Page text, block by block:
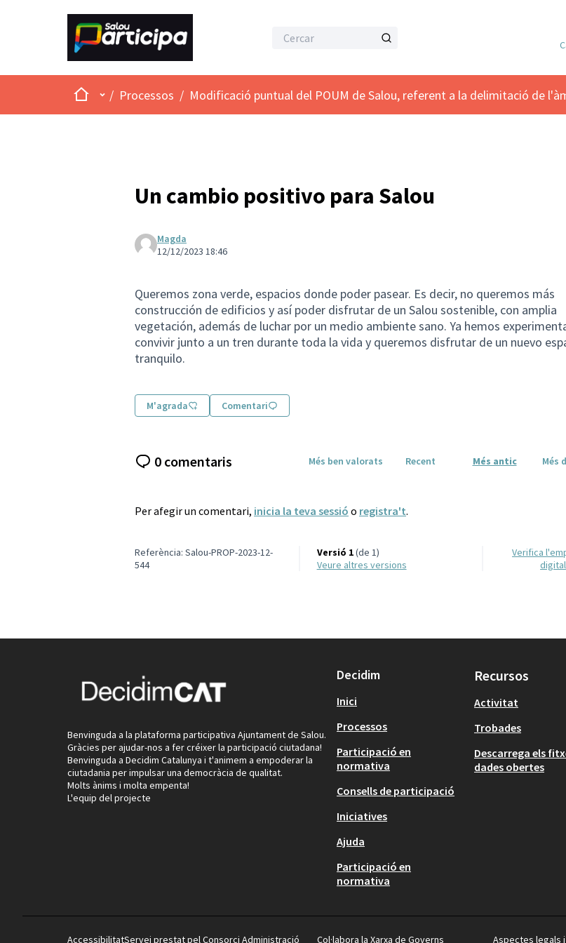
Inici Menú principal
/ Processos / Modificació puntual del POUM de Salou, referent a la delimitació de
Un cambio positivo para Salou
Magda
12/12/2023 18:46
Queremos zona verde, espacios donde poder pasear. Es decir, no queremos más
construcción de edificios y así poder disfrutar de un Salou sostenible, con amplia
vegetación, además de luchar por un medio ambiente sano. Ya hemos
convivir junto a un tren durante toda la vida y queremos disfrutar de un nuevo
tranquilo.
M'agrada Comentari
0 comentaris Més ben valorats Recent Més antic Més
Per afegir un comentari, inicia la teva sessió o registra't.
Referència: Salou-PROP-2023-12-
544
Versió 1(de 1)
veure altres versions
Verifica l'empremta
digital
Benvinguda a la plataforma participativa Ajuntament de Salou.
Gràcies per ajudar-nos a fer créixer la participació ciutadana!
Benvinguda a Decidim Catalunya i t'animem a empoderar la
ciutadania per impulsar una democràcia de qualitat.
Molts ànims i molta empenta!
L'equip del projecte
Decidim
Inici
Processos
Participació en
normativa
Consells de participació
Iniciatives
Ajuda
Participació en
normativa
Recursos
Activitat
Trobades
Descarrega els
dades obertes
AccessibilitatServei prestat pel Consorci Administració Col·labora la Xarxa de Governs Aspectes legals